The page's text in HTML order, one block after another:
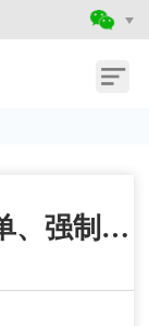
专升本联合培养有企业订单、强制实习或额外收费吗？